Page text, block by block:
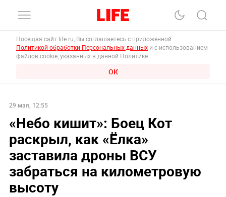
Посещая сайт life.ru, Вы соглашаетесь с приложенной
Политикой обработки Персональных данных и с использованием
файлов cookie, указанных в данной Политике.
ОК
29 мая, 12:55
«Небо кишит»: Боец Кот
раскрыл, как «Ёлка»
заставила дроны ВСУ
забраться на километровую
высоту